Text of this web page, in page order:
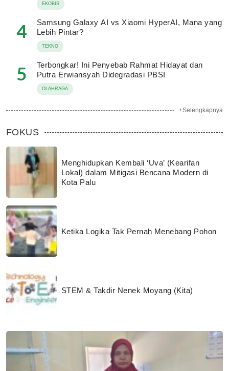
EKOBIS
4
Samsung Galaxy AI vs Xiaomi HyperAI, Mana yang
Lebih Pintar?
TEKNO
5
Terbongkar! Ini Penyebab Rahmat Hidayat dan
Putra Erwiansyah Didegradasi PBSI
OLAHRAGA
+Selengkapnya
FOKUS
Menghidupkan Kembali ‘Uva’ (Kearifan
Lokal) dalam Mitigasi Bencana Modern di
Kota Palu
Ketika Logika Tak Pernah Menebang Pohon
STEM & Takdir Nenek Moyang (Kita)